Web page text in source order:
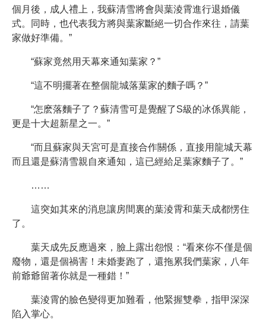
個月後，成人禮上，我蘇清雪將會與葉淩霄進行退婚儀
式。同時，也代表我方將與葉家斷絕一切合作來往，請葉
家做好準備。”
“蘇家竟然用天幕來通知葉家？”
“這不明擺著在整個龍城落葉家的麵子嗎？”
“怎麽落麵子了？蘇清雪可是覺醒了S級的冰係異能，
更是十大超新星之一。”
“而且蘇家與天宮可是直接合作關係，直接用龍城天幕
而且還是蘇清雪親自來通知，這已經給足葉家麵子了。”
……
這突如其來的消息讓房間裏的葉淩霄和葉天成都愣住
了。
葉天成先反應過來，臉上露出怨恨：“看來你不僅是個
廢物，還是個禍害！未婚妻跑了，還拖累我們葉家，八年
前爺爺留著你就是一種錯！”
葉淩霄的臉色變得更加難看，他緊握雙拳，指甲深深
陷入掌心。